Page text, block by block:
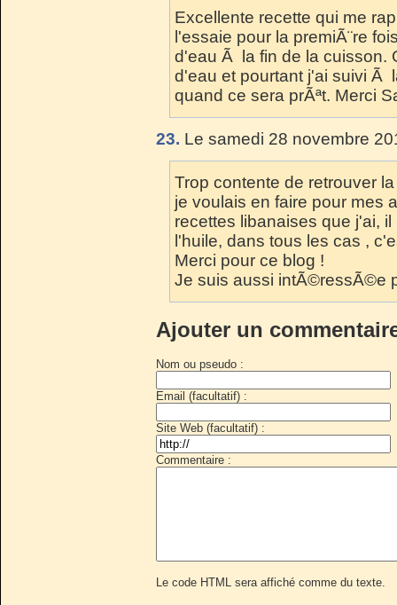
Excellente recette qui me
l'essaie pour la premiÃ¨re
d'eau Ã la fin de la cuisson.
d'eau et pourtant j'ai suivi Ã
quand ce sera prÃªt. Merci
23. Le samedi 28 novembre
Trop contente de retrouver
je voulais en faire pour mes
recettes libanaises que j'ai,
l'huile, dans tous les cas ,
Merci pour ce blog !
Je suis aussi intÃ©ressÃ©e
Ajouter un
Nom ou pseudo :
Email (facultatif) :
Site Web (facultatif) :
Commentaire :
Le code HTML sera affiché comme du texte.